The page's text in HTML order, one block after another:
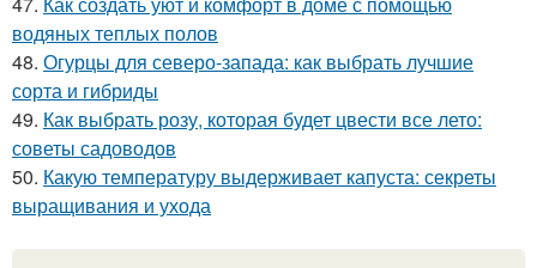
водяных теплых полов
48. Огурцы для северо-запада: как выбрать лучшие
сорта и гибриды
49. Как выбрать розу, которая будет цвести все лето:
советы садоводов
50. Какую температуру выдерживает капуста: секреты
выращивания и ухода